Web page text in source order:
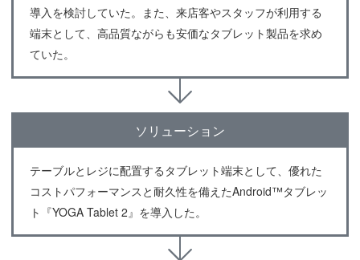
導入を検討していた。また、来店客やスタッフが利用する
端末として、高品質ながらも安価なタブレット製品を求め
ていた。
ソリューション
テーブルとレジに配置するタブレット端末として、優れた
コストパフォーマンスと耐久性を備えたAndroid™タブレッ
ト『YOGA Tablet 2』を導入した。